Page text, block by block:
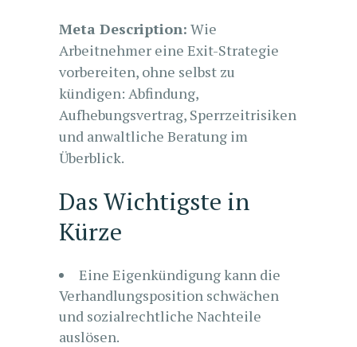
Meta Description: Wie
Arbeitnehmer eine Exit-Strategie
vorbereiten, ohne selbst zu
kündigen: Abfindung,
Aufhebungsvertrag, Sperrzeitrisiken
und anwaltliche Beratung im
Überblick.
Das Wichtigste in
Kürze
Eine Eigenkündigung kann die
Verhandlungsposition schwächen
und sozialrechtliche Nachteile
auslösen.